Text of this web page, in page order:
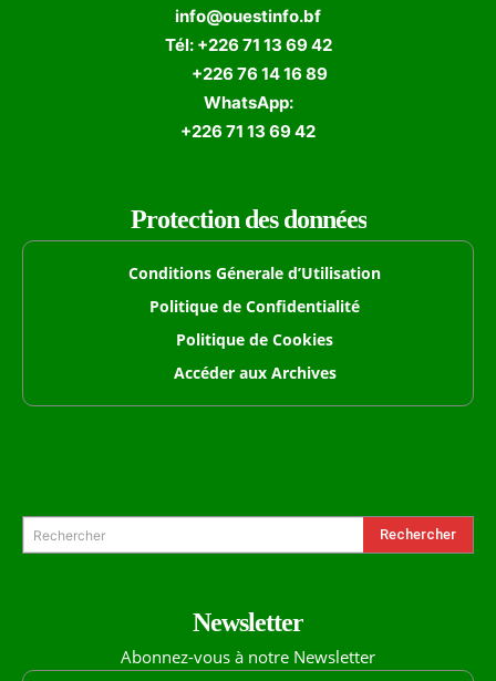
info@ouestinfo.bf
Tél: +226 71 13 69 42
+226 76 14 16 89
WhatsApp:
+226 71 13 69 42
Protection des données
Conditions Génerale d’Utilisation
Politique de Confidentialité
Politique de Cookies
Accéder aux Archives
Rechercher Rechercher
Newsletter
Abonnez-vous à notre Newsletter